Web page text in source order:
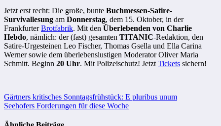
Jetzt erst recht: Die große, bunte Buchmessen-Satire-
Survivallesung am Donnerstag, dem 15. Oktober, in der
FrankfurterBrotfabrik. Mit den Überlebenden von Charlie
Hebdo, nämlich: der (fast) gesamten TITANIC-Redaktion, den
Satire-Urgesteinen Leo Fischer, Thomas Gsella und Ella Carina
Werner sowie dem überlebenslustigen Moderator Oliver Maria
Schmitt. Beginn 20 Uhr. Mit Polizeischutz! Jetzt Tickets sichern!
Beitragsnavigation
Gärtners kritisches Sonntagsfrühstück: E pluribus unum
Seehofers Forderungen für diese Woche